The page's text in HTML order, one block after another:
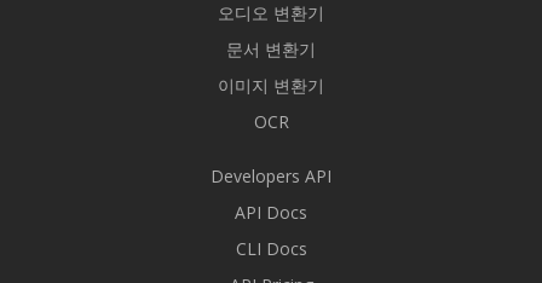
오디오 변환기
문서 변환기
이미지 변환기
OCR
Developers API
API Docs
CLI Docs